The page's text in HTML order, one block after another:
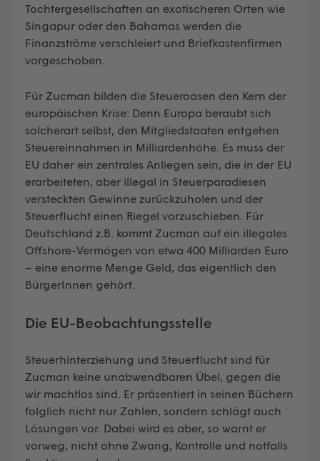
Tochtergesellschaften an exotischeren Orten wie
Singapur oder den Bahamas werden die
Finanzströme verschleiert und Briefkastenfirmen
vorgeschoben.
Für Zucman bilden die Steueroasen den Kern der
europäischen Krise: Denn Europa beraubt sich
solcherart selbst, den Mitgliedstaaten entgehen
Steuereinnahmen in Milliardenhöhe. Es muss der
EU daher ein zentrales Anliegen sein, die in der EU
erarbeiteten, aber illegal in Steuerparadiesen
versteckten Gewinne zurückzuholen und der
Steuerflucht einen Riegel vorzuschieben. Für
Deutschland z.B. kommt Zucman auf ein illegales
Offshore-Vermögen von etwa 400 Milliarden Euro
– eine enorme Menge Geld, das eigentlich den
BürgerInnen gehört.
Die EU-Beobachtungsstelle
Steuerhinterziehung und Steuerflucht sind für
Zucman keine unabwendbaren Übel, gegen die
wir machtlos sind. Er präsentiert in seinen Büchern
folglich nicht nur Zahlen, sondern schlägt auch
Lösungen vor. Dabei wird es aber, so warnt er
vorweg, nicht ohne Zwang, Kontrolle und notfalls